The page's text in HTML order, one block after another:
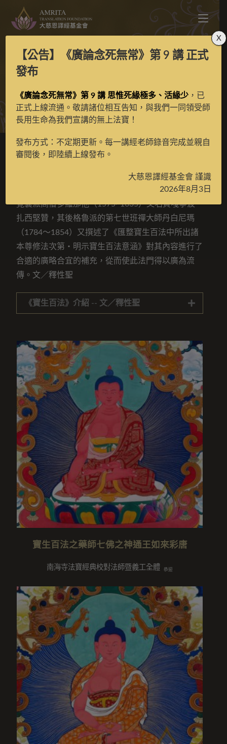
> 典藏館 > 寶生百法唐卡 > 第3頁
密續所出海衆本尊之修法・摩尼生源》是一將眾多本
尊的修法攝集在一處的法門，其撰述者為西藏前期的
覺囊派高僧多羅那他（1575~1635）又名貢嘎寧波・
扎西堅贊，其後格魯派的第七世班禪大師丹白尼瑪
（1784～1854）又撰述了《匯整寶生百法中所出諸
本尊修法次第・明示寶生百法意涵》對其內容進行了
合適的廣略合宜的補充，從而使此法門得以廣為流
傳。文／釋性聖
《寶生百法》介紹 -- 文／釋性聖
寶生百法之藥師七佛之神通王如來彩唐
南海寺法寶經典校對法師暨義工全體 恭迎
【公告】 《廣論念死無常》第 9 講正式
發布
《廣論念死無常》第 9 講 思惟死緣極多、活緣少 ，已
正式上線流通。敬請諸位相互告知，與我們一同領受師
長用生命為我們宣講的無上法寶！
發布方式：不定期更新。每一講經老師錄音完成並親自
審閱後，即陸續上線發布。
大慈恩譯經基金會 謹識
2026年8月3日
X